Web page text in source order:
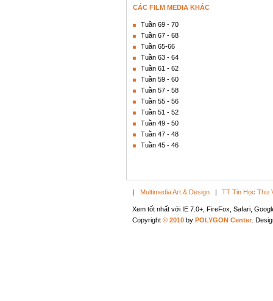
CÁC FILM MEDIA KHÁC
Tuần 69 - 70
Tuần 67 - 68
Tuần 65-66
Tuần 63 - 64
Tuần 61 - 62
Tuần 59 - 60
Tuần 57 - 58
Tuần 55 - 56
Tuần 51 - 52
Tuần 49 - 50
Tuần 47 - 48
Tuần 45 - 46
Multimedia Art & Design TT Tin Học Thư
Xem tốt nhất với IE 7.0+, FireFox, Safari,
Copyright © 2010 by POLYGON Center .